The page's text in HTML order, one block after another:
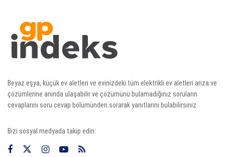
Beyaz eşya, küçük ev aletleri ve evinizdeki tüm elektrikli ev aletleri arıza ve
çözümlerine anında ulaşabilir ve çözümünü bulamadığınız soruların
cevaplarını soru cevap bölümünden sorarak yanıtlarını bulabilirsiniz
Bizi sosyal medyada takip edin: